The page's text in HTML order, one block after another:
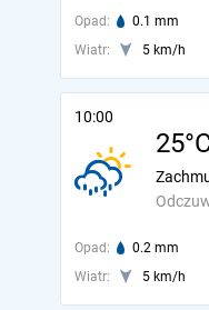
Opad: 0.1 mm
Wiatr:
5 km/h
10:00
Opad: 0.2 mm
Wiatr:
5 km/h